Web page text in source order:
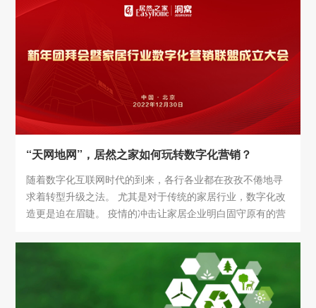
合，为企业和行业高效赋能的同时，为人们更为健康与智能
“天网地网”，居然之家如何玩转数字化营销？
随着数字化互联网时代的到来，各行各业都在孜孜不倦地寻
求着转型升级之法。 尤其是对于传统的家居行业，数字化改
造更是迫在眉睫。 疫情的冲击让家居企业明白固守原有的营
流量和打造零售新渠道的重要性；搅局者的加入让家居企业